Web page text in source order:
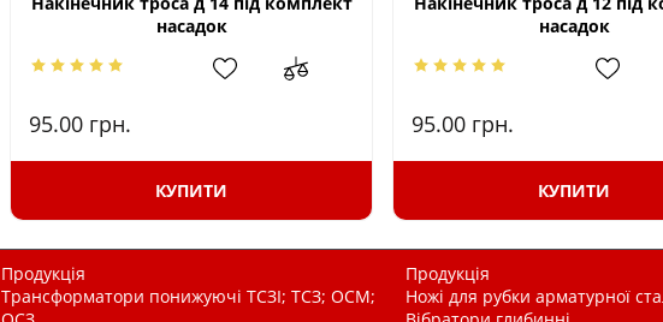
насадок
95.00 грн.
КУПИТИ
насадок
95.00 грн.
КУПИТИ
Продукція
Трансформатори понижуючі ТСЗІ; ТСЗ; ОСМ;
Продукція
Ножі для рубки арматурної